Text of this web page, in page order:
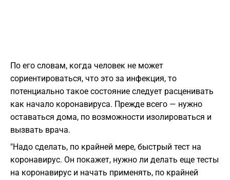
По его словам, когда человек не может
сориентироваться, что это за инфекция, то
потенциально такое состояние следует расценивать
как начало коронавируса. Прежде всего — нужно
оставаться дома, по возможности изолироваться и
вызвать врача.
"Надо сделать, по крайней мере, быстрый тест на
коронавирус. Он покажет, нужно ли делать еще тесты
на коронавирус и начать применять, по крайней